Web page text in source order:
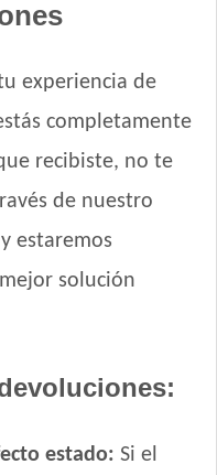
Grande
Pequeña
Pequeña
experiencia de
completamente
recibiste, no te
de nuestro
estaremos
solución
estado: Si el